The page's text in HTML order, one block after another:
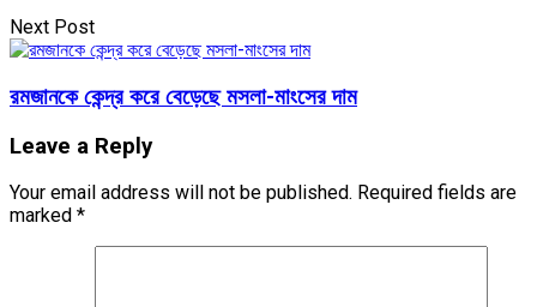
Next Post
রমজানকে কেন্দ্র করে বেড়েছে মসলা-মাংসের দাম
Leave a Reply
Your email address will not be published. Required fields are
marked *